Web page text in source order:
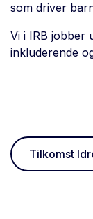
som driver
Vi i IRB jobber
inkluderende
Tilkomst